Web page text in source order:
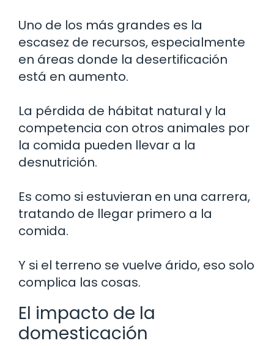
Uno de los más grandes es la
escasez de recursos, especialmente
en áreas donde la desertificación
está en aumento.
La pérdida de hábitat natural y la
competencia con otros animales por
la comida pueden llevar a la
desnutrición.
Es como si estuvieran en una carrera,
tratando de llegar primero a la
comida.
Y si el terreno se vuelve árido, eso solo
complica las cosas.
El impacto de la
domesticación